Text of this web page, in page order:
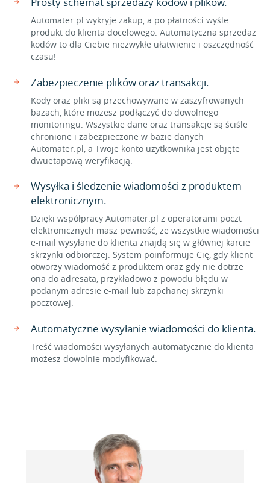
Automater.pl wykryje zakup, a po płatności wyśle
produkt do klienta docelowego. Automatyczna sprzedaż
kodów to dla Ciebie niezwykłe ułatwienie i oszczędność
czasu!
Zabezpieczenie plików oraz transakcji.
Kody oraz pliki są przechowywane w zaszyfrowanych
bazach, które możesz podłączyć do dowolnego
monitoringu. Wszystkie dane oraz transakcje są ściśle
chronione i zabezpieczone w bazie danych
Automater.pl, a Twoje konto użytkownika jest objęte
dwuetapową weryfikacją.
Wysyłka i śledzenie wiadomości z produktem
elektronicznym.
Dzięki współpracy Automater.pl z operatorami poczt
elektronicznych masz pewność, że wszystkie wiadomości
e-mail wysyłane do klienta znajdą się w głównej karcie
skrzynki odbiorczej. System poinformuje Cię, gdy klient
otworzy wiadomość z produktem oraz gdy nie dotrze
ona do adresata, przykładowo z powodu błędu w
podanym adresie e-mail lub zapchanej skrzynki
pocztowej.
Automatyczne wysyłanie wiadomości do klienta.
Treść wiadomości wysyłanych automatycznie do klienta
możesz dowolnie modyfikować.